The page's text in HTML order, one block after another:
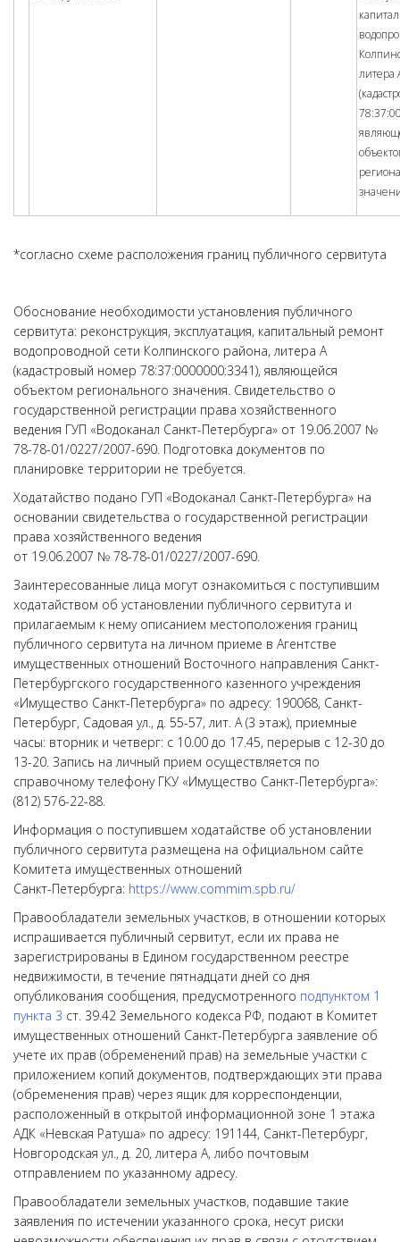
литера
*согласно схеме расположения границ публичного сервитута
Обоснование необходимости установления публичного
сервитута: реконструкция, эксплуатация, капитальный ремонт
водопроводной сети Колпинского района, литера А
(кадастровый номер 78:37:0000000:3341), являющейся
объектом регионального значения. Свидетельство о
государственной регистрации права хозяйственного
ведения ГУП «Водоканал Санкт-Петербурга» от 19.06.2007 №
78-78-01/0227/2007-690. Подготовка документов по
планировке территории не требуется.
Ходатайство подано ГУП «Водоканал Санкт-Петербурга» на
основании свидетельства о государственной регистрации
права хозяйственного ведения
от 19.06.2007 № 78-78-01/0227/2007-690.
Заинтересованные лица могут ознакомиться с поступившим
ходатайством об установлении публичного сервитута и
прилагаемым к нему описанием местоположения границ
публичного сервитута на личном приеме в Агентстве
имущественных отношений Восточного направления Санкт-
Петербургского государственного казенного учреждения
«Имущество Санкт-Петербурга» по адресу: 190068, Санкт-
Петербург, Садовая ул., д. 55-57, лит. А (3 этаж), приемные
часы: вторник и четверг: с 10.00 до 17.45, перерыв с 12-30 до
13-20. Запись на личный прием осуществляется по
справочному телефону ГКУ «Имущество Санкт-Петербурга»:
(812) 576-22-88.
Информация о поступившем ходатайстве об установлении
публичного сервитута размещена на официальном сайте
Комитета имущественных отношений
Санкт-Петербурга: https://www.commim.spb.ru/
Правообладатели земельных участков, в отношении которых
испрашивается публичный сервитут, если их права не
зарегистрированы в Едином государственном реестре
недвижимости, в течение пятнадцати дней со дня
опубликования сообщения, предусмотренного подпунктом 1
пункта 3 ст. 39.42 Земельного кодекса РФ, подают в Комитет
имущественных отношений Санкт-Петербурга заявление об
учете их прав (обременений прав) на земельные участки с
приложением копий документов, подтверждающих эти права
(обременения прав) через ящик для корреспонденции,
расположенный в открытой информационной зоне 1 этажа
АДК «Невская Ратуша» по адресу: 191144, Санкт-Петербург,
Новгородская ул., д. 20, литера А, либо почтовым
отправлением по указанному адресу.
Правообладатели земельных участков, подавшие такие
заявления по истечении указанного срока, несут риски